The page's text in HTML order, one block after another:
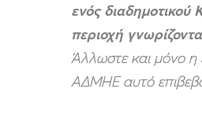
ενός διαδημοτικού
περιοχή
Άλλωστε και μόνο η
ΑΔΜΗΕ αυτό